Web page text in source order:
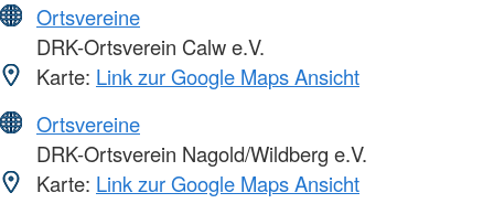
Ortsvereine
DRK-Ortsverein Calw e.V.
Karte: Link zur Google Maps Ansicht
Ortsvereine
DRK-Ortsverein Nagold/Wildberg e.V.
Karte: Link zur Google Maps Ansicht